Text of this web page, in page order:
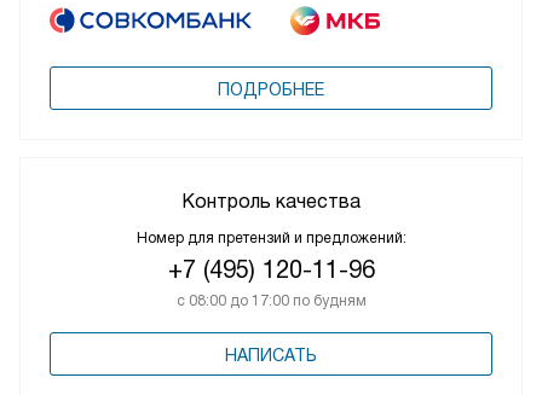
ПОДРОБНЕЕ
Контроль качества
Номер для претензий и предложений:
+7 (495) 120-11-96
с 08:00 до 17:00 по будням
НАПИСАТЬ